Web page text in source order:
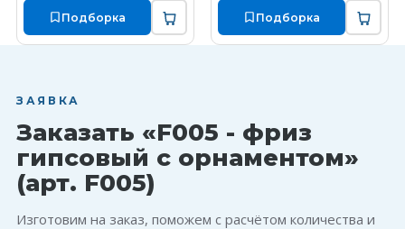
Подборка Подборка
ЗАЯВКА
Заказать «F005 - фриз
гипсовый с орнаментом»
(арт. F005)
Изготовим на заказ, поможем с расчётом количества и